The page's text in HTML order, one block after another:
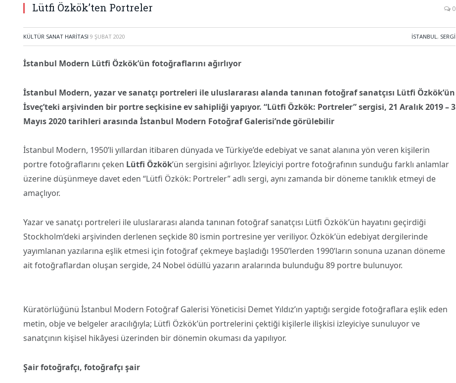
Lütfi Özkök’ten Portreler 0
KÜLTÜR SANAT HARITASI 9 ŞUBAT 2020 İSTANBUL, SERGI
İstanbul Modern Lütfi Özkök’ün fotoğraflarını ağırlıyor
İstanbul Modern, yazar ve sanatçı portreleri ile uluslararası alanda tanınan fotoğraf sanatçısı Lütfi Özkök’ün
İsveç’teki arşivinden bir portre seçkisine ev sahipliği yapıyor. “Lütfi Özkök: Portreler” sergisi, 21 Aralık 2019 – 3
Mayıs 2020 tarihleri arasında İstanbul Modern Fotoğraf Galerisi’nde görülebilir
İstanbul Modern, 1950’li yıllardan itibaren dünyada ve Türkiye’de edebiyat ve sanat alanına yön veren kişilerin
portre fotoğraflarını çeken Lütfi Özkök’ün sergisini ağırlıyor. İzleyiciyi portre fotoğrafının sunduğu farklı anlamlar
üzerine düşünmeye davet eden “Lütfi Özkök: Portreler” adlı sergi, aynı zamanda bir döneme tanıklık etmeyi de
amaçlıyor.
Yazar ve sanatçı portreleri ile uluslararası alanda tanınan fotoğraf sanatçısı Lütfi Özkök’ün hayatını geçirdiği
Stockholm’deki arşivinden derlenen seçkide 80 ismin portresine yer veriliyor. Özkök’ün edebiyat dergilerinde
yayımlanan yazılarına eşlik etmesi için fotoğraf çekmeye başladığı 1950’lerden 1990’ların sonuna uzanan döneme
ait fotoğraflardan oluşan sergide, 24 Nobel ödüllü yazarın aralarında bulunduğu 89 portre bulunuyor.
Küratörlüğünü İstanbul Modern Fotoğraf Galerisi Yöneticisi Demet Yıldız’ın yaptığı sergide fotoğraflara eşlik eden
metin, obje ve belgeler aracılığıyla; Lütfi Özkök’ün portrelerini çektiği kişilerle ilişkisi izleyiciye sunuluyor ve
sanatçının kişisel hikâyesi üzerinden bir dönemin okuması da yapılıyor.
Şair fotoğrafçı, fotoğrafçı şair